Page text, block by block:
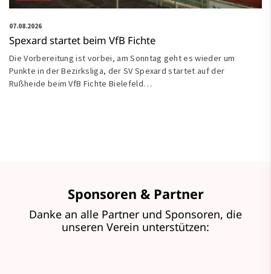
07.08.2026
Spexard startet beim VfB Fichte
Die Vorbereitung ist vorbei, am Sonntag geht es wieder um
Punkte in der Bezirksliga, der SV Spexard startet auf der
Rußheide beim VfB Fichte Bielefeld…
Sponsoren & Partner
Danke an alle Partner und Sponsoren, die
unseren Verein unterstützen: